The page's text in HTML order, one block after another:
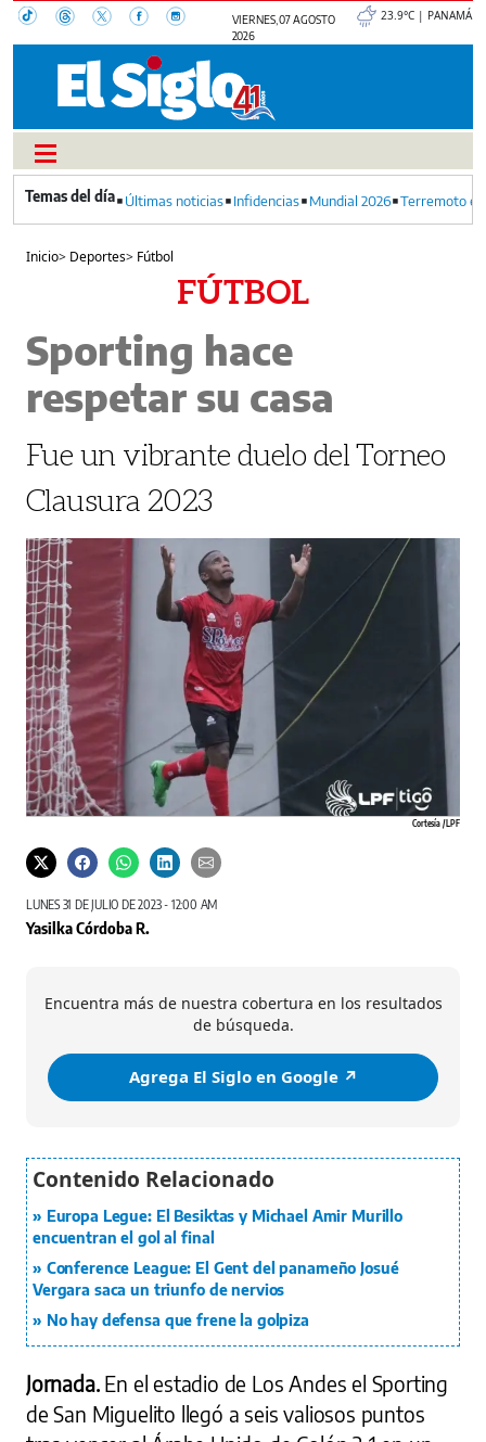
VIERNES, 07 AGOSTO
2026
23.9°C | PANAMÁ
Últimas noticias Infidencias Mundial 2026 Terremoto
Inicio> Deportes> Fútbol
FÚTBOL
Sporting hace
respetar su casa
Fue un vibrante duelo del Torneo
Clausura 2023
Cortesía / LPF
LUNES 31 DE JULIO DE 2023 - 12:00 AM
Yasilka Córdoba R.
Encuentra más de nuestra cobertura en los resultados
de búsqueda.
Agrega El Siglo en Google ↗️
Europa Legue: El Besiktas y Michael Amir Murillo
encuentran el gol al final
Conference League: El Gent del panameño Josué
Vergara saca un triunfo de nervios
No hay defensa que frene la golpiza
Jornada. En el estadio de Los Andes el Sporting
de San Miguelito llegó a seis valiosos puntos